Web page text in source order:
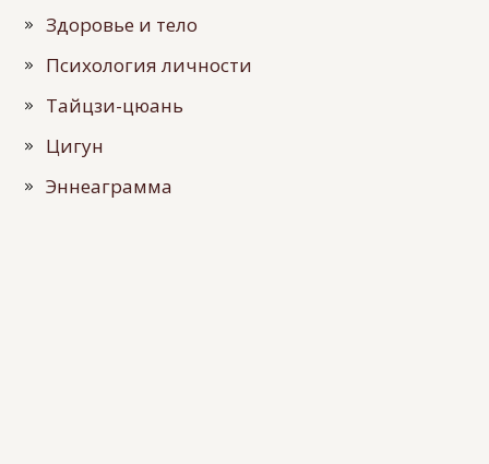
Здоровье и тело
Психология личности
Тайцзи-цюань
Цигун
Эннеаграмма